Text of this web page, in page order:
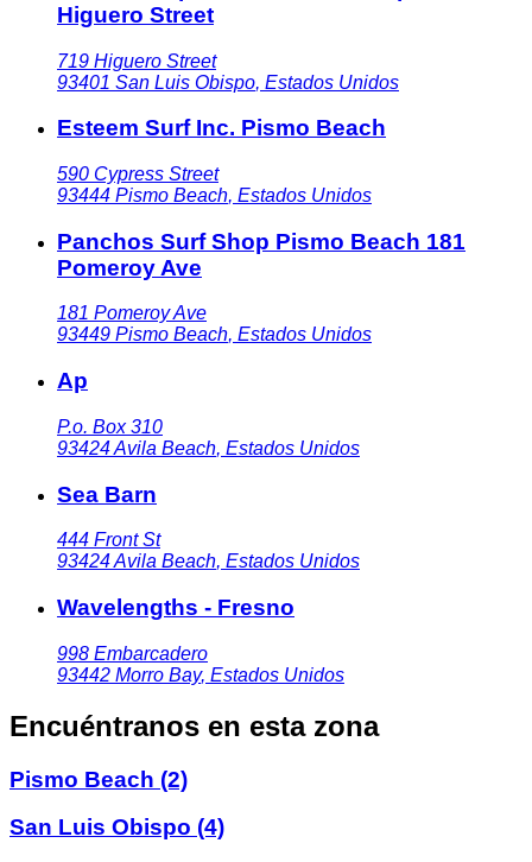
Higuero Street
719 Higuero Street
93401 San Luis Obispo, Estados Unidos
Esteem Surf Inc. Pismo Beach
590 Cypress Street
93444 Pismo Beach, Estados Unidos
Panchos Surf Shop Pismo Beach 181
Pomeroy Ave
181 Pomeroy Ave
93449 Pismo Beach, Estados Unidos
Ap
P.o. Box 310
93424Avila Beach, Estados Unidos
Sea Barn
444 Front St
93424Avila Beach, Estados Unidos
Wavelengths - Fresno
998 Embarcadero
93442 Morro Bay, Estados Unidos
Encuéntranos en esta zona
Pismo Beach (2)
San Luis Obispo (4)